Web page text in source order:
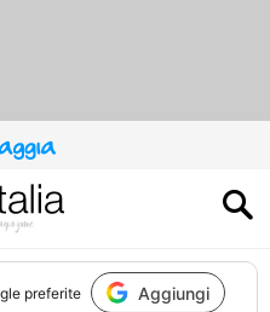
SITO
CONTRIBUISCE
DI
preferite Aggiungi